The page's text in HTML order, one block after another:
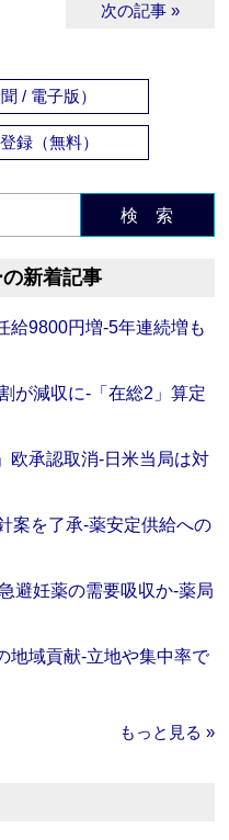
次の記事 »
/ 電子版）
録（無料）
検 索
新着記事
給9800円増‐5年連続増も
が減収に‐「在総2」算定
欧承認取消‐日米当局は対
案を了承‐薬安定供給への
避妊薬の需要吸収か‐薬局
地域貢献‐立地や集中率で
もっと見る »